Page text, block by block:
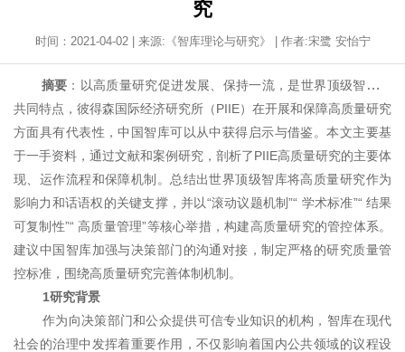
究
时间：2021-04-02 | 来源:《智库理论与研究》 | 作者:宋鹭 安怡宁
摘要 ：以高质量研究促进发展、保持一流，是世界顶级智库的
共同特点，彼得森国际经济研究所（PIIE）在开展和保障高质量研究
方面具有代表性，中国智库可以从中获得启示与借鉴。本文主要基
于一手资料，通过文献和案例研究，剖析了PIIE高质量研究的主要体
现、运作流程和保障机制。总结出世界顶级智库将高质量研究作为
影响力和话语权的关键支撑，并以“滚动议题机制”“ 学术标准”“ 结果
可复制性”“ 高质量管理”等核心举措，构建高质量研究的管控体系。
建议中国智库加强与决策部门的沟通对接，制定严格的研究质量管
控标准，围绕高质量研究完善体制机制。
1研究背景
作为向决策部门和公众提供可信专业知识的机构，智库在现代
社会的治理中发挥着重要作用，不仅影响着国内公共领域的议程设